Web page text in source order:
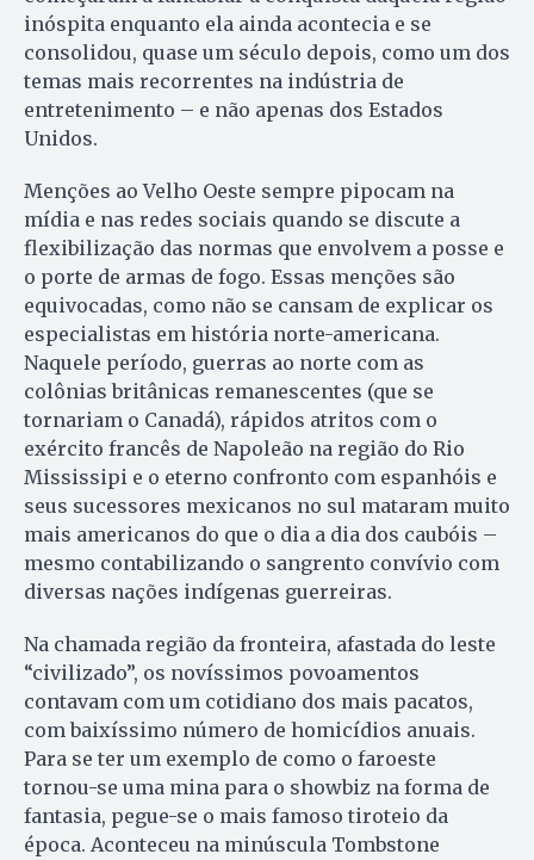
inóspita enquanto ela ainda acontecia e se
consolidou, quase um século depois, como um dos
temas mais recorrentes na indústria de
entretenimento – e não apenas dos Estados
Unidos.
Menções ao Velho Oeste sempre pipocam na
mídia e nas redes sociais quando se discute a
flexibilização das normas que envolvem a posse e
o porte de armas de fogo. Essas menções são
equivocadas, como não se cansam de explicar os
especialistas em história norte-americana.
Naquele período, guerras ao norte com as
colônias britânicas remanescentes (que se
tornariam o Canadá), rápidos atritos com o
exército francês de Napoleão na região do Rio
Mississipi e o eterno confronto com espanhóis e
seus sucessores mexicanos no sul mataram muito
mais americanos do que o dia a dia dos caubóis –
mesmo contabilizando o sangrento convívio com
diversas nações indígenas guerreiras.
Na chamada região da fronteira, afastada do leste
“civilizado”, os novíssimos povoamentos
contavam com um cotidiano dos mais pacatos,
com baixíssimo número de homicídios anuais.
Para se ter um exemplo de como o faroeste
tornou-se uma mina para o showbiz na forma de
fantasia, pegue-se o mais famoso tiroteio da
época. Aconteceu na minúscula Tombstone